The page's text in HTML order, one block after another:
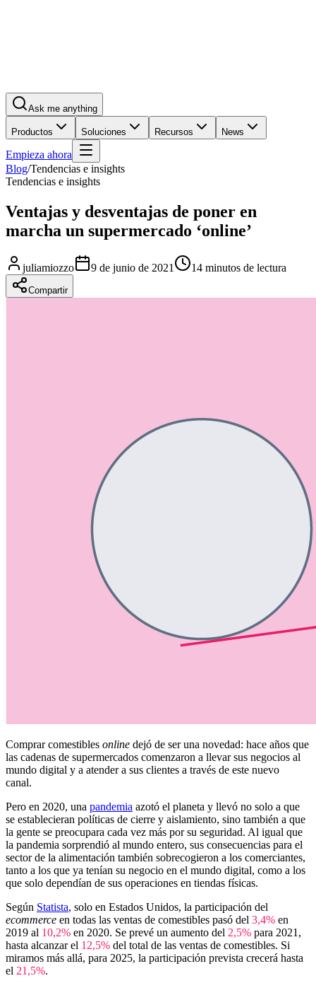
Ask me anything
Productos Soluciones Recursos News
Empieza ahora
Blog/Tendencias e insights
Tendencias e insights
Ventajas y desventajas de poner en
marcha un supermercado ‘online’
juliamiozzo 9 de junio de 2021 14 minutos de lectura
Compartir
Comprar comestibles online dejó de ser una novedad: hace años que
las cadenas de supermercados comenzaron a llevar sus negocios al
mundo digital y a atender a sus clientes a través de este nuevo
canal.
Pero en 2020, una pandemia azotó el planeta y llevó no solo a que
se establecieran políticas de cierre y aislamiento, sino también a que
la gente se preocupara cada vez más por su seguridad. Al igual que
la pandemia sorprendió al mundo entero, sus consecuencias para el
sector de la alimentación también sobrecogieron a los comerciantes,
tanto a los que ya tenían su negocio en el mundo digital, como a los
que solo dependían de sus operaciones en tiendas físicas.
Según Statista, solo en Estados Unidos, la participación del
ecommerce en todas las ventas de comestibles pasó del 3,4% en
2019 al 10,2% en 2020. Se prevé un aumento del 2,5% para 2021,
hasta alcanzar el 12,5% del total de las ventas de comestibles. Si
miramos más allá, para 2025, la participación prevista crecerá hasta
el 21,5%.